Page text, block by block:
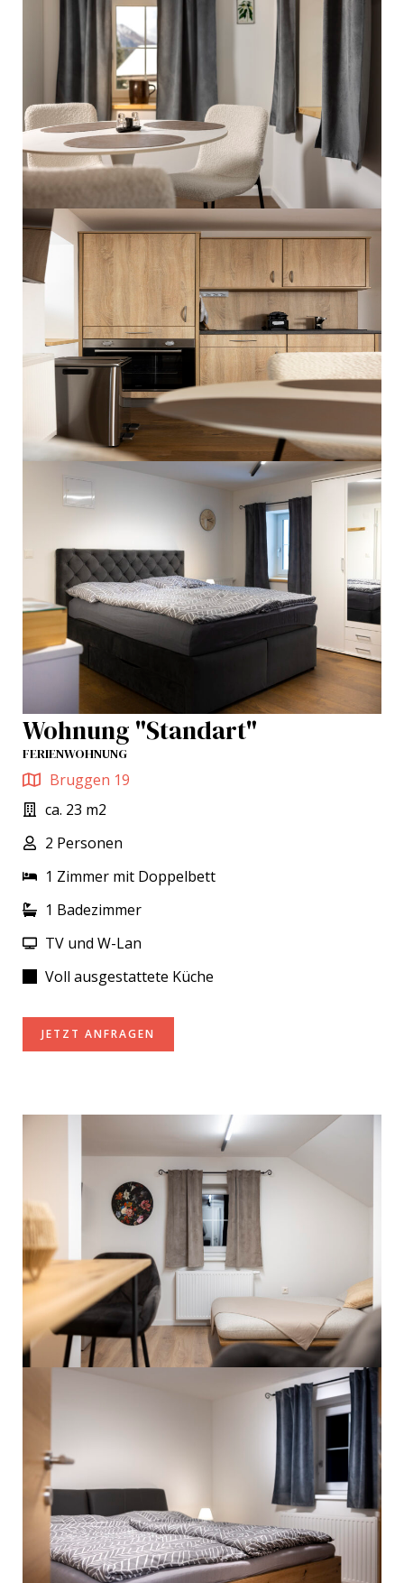
Wohnung "Standart"
FERIENWOHNUNG
Bruggen 19
ca. 23 m2
2 Personen
1 Zimmer mit Doppelbett
1 Badezimmer
TV und W-Lan
Voll ausgestattete Küche
JETZT ANFRAGEN